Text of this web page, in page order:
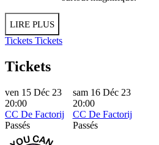
LIRE PLUS
Tickets Tickets
Tickets
ven 15 Déc 23
20:00
CC De Factorij
Passés
sam 16 Déc 23
20:00
CC De Factorij
Passés